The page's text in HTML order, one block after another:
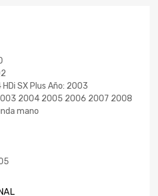
HDi SX Plus Año: 2003
2004 2005 2006 2007 2008
mano